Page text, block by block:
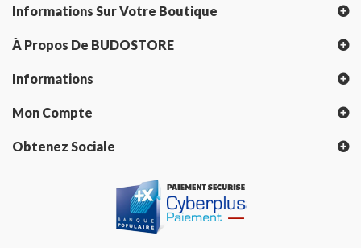
Informations Sur Votre Boutique
À Propos De BUDOSTORE
Informations
Mon Compte
Obtenez Sociale